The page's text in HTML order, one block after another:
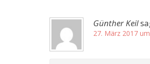
Günther Keil
27. März 2017